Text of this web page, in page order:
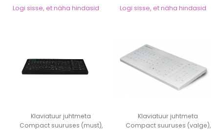
Logi sisse, et näha hindasid Logi sisse, et näha hindasid
Klaviatuur juhtmeta
Compact suuruses (must),
Klaviatuur juhtmeta
Compact suuruses (valge),